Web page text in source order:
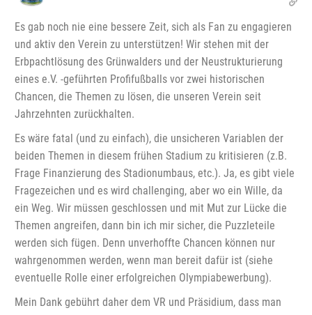
Es gab noch nie eine bessere Zeit, sich als Fan zu engagieren
und aktiv den Verein zu unterstützen! Wir stehen mit der
Erbpachtlösung des Grünwalders und der Neustrukturierung
eines e.V. -geführten Profifußballs vor zwei historischen
Chancen, die Themen zu lösen, die unseren Verein seit
Jahrzehnten zurückhalten.
Es wäre fatal (und zu einfach), die unsicheren Variablen der
beiden Themen in diesem frühen Stadium zu kritisieren (z.B.
Frage Finanzierung des Stadionumbaus, etc.). Ja, es gibt viele
Fragezeichen und es wird challenging, aber wo ein Wille, da
ein Weg. Wir müssen geschlossen und mit Mut zur Lücke die
Themen angreifen, dann bin ich mir sicher, die Puzzleteile
werden sich fügen. Denn unverhoffte Chancen können nur
wahrgenommen werden, wenn man bereit dafür ist (siehe
eventuelle Rolle einer erfolgreichen Olympiabewerbung).
Mein Dank gebührt daher dem VR und Präsidium, dass man